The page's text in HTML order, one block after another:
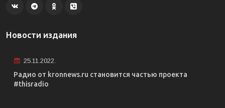
Новости издания
25.11.2022.
Радио от kronnews.ru становится частью проекта
#thisradio